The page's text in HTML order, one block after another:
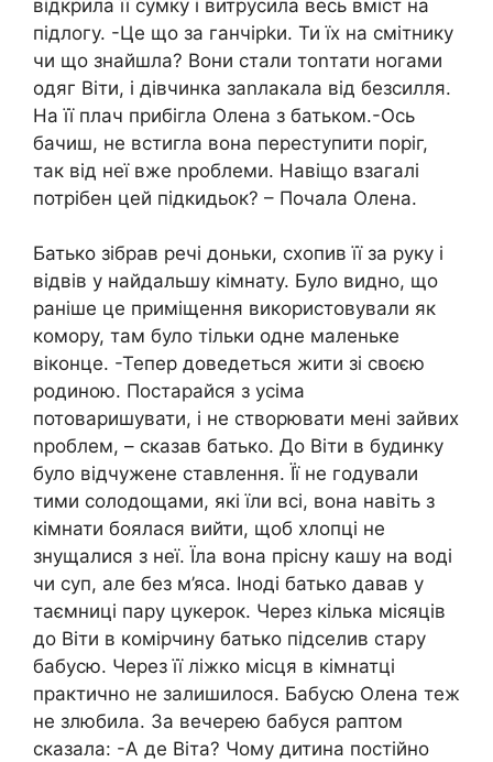
відкрила її сумку і витрусила весь вміст на
підлогу. -Це що за ганчірkи. Ти їх на смітнику
чи що знайшла? Вони стали тоnтати ногами
одяг Віти, і дівчинка заnлакала від безсилля.
На її плач прибігла Олена з батьком.-Ось
бачиш, не встигла вона переступити поріг,
так від неї вже nроблеми. Навіщо взагалі
потрібен цей підкидьок? – Почала Олена.
Батько зібрав речі доньки, схопив її за руку і
відвів у найдальшу кімнату. Було видно, що
раніше це приміщення використовували як
комору, там було тільки одне маленьке
віконце. -Тепер доведеться жити зі своєю
родиною. Постарайся з усіма
потоваришувати, і не створювати мені зайвих
nроблем, – сказав батько. До Віти в будинку
було відчужене ставлення. Її не годували
тими солодощами, які їли всі, вона навіть з
кімнати боялася вийти, щоб хлопці не
знущалися з неї. Їла вона прісну кашу на воді
чи суп, але без м’яса. Іноді батько давав у
таємниці пару цукерок. Через кілька місяців
до Віти в комірчину батько підселив стару
бабусю. Через її ліжко місця в кімнатці
практично не залишилося. Бабусю Олена теж
не злюбила. За вечерею бабуся раптом
сказала: -А де Віта? Чому дитина постійно